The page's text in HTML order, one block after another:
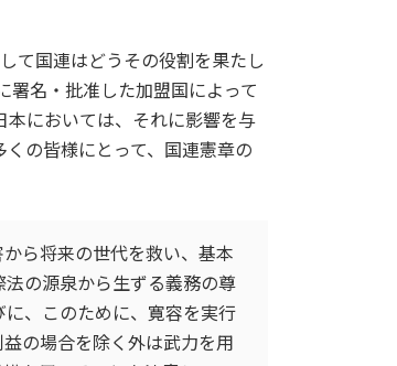
て国連はどうその役割を果たし
署名・批准した加盟国によって
本においては、それに影響を与
の皆様にとって、国連憲章の
ら将来の世代を救い、基本
の源泉から生ずる義務の尊
、このために、寛容を実行
の場合を除く外は武力を用